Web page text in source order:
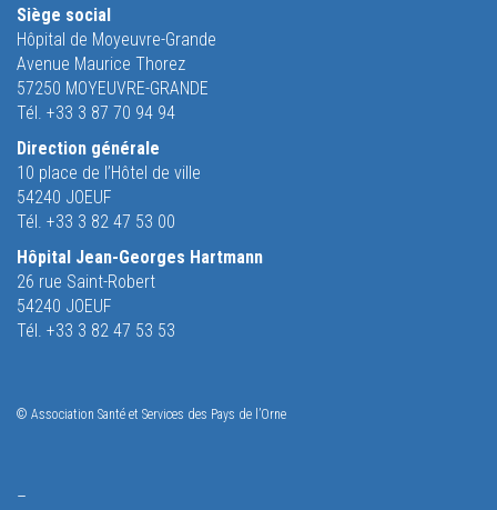
Siège social
Hôpital de Moyeuvre-Grande
Avenue Maurice Thorez
57250 MOYEUVRE-GRANDE
Tél. +33 3 87 70 94 94
Direction générale
10 place de l’Hôtel de ville
54240 JOEUF
Tél. +33 3 82 47 53 00
Hôpital Jean-Georges Hartmann
26 rue Saint-Robert
54240 JOEUF
Tél. +33 3 82 47 53 53
© Association Santé et Services des Pays de l’Orne
–